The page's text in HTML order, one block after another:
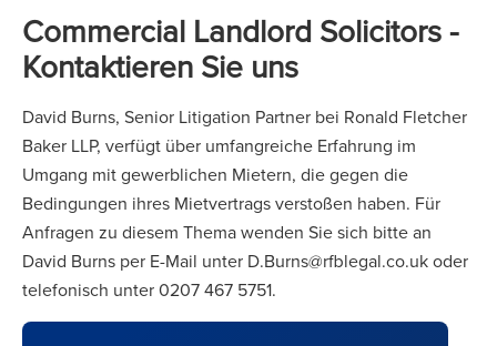
Commercial Landlord Solicitors -
Kontaktieren Sie uns
David Burns, Senior Litigation Partner bei Ronald Fletcher
Baker LLP, verfügt über umfangreiche Erfahrung im
Umgang mit gewerblichen Mietern, die gegen die
Bedingungen ihres Mietvertrags verstoßen haben. Für
Anfragen zu diesem Thema wenden Sie sich bitte an
David Burns per E-Mail unter D.Burns@rfblegal.co.uk oder
telefonisch unter 0207 467 5751.